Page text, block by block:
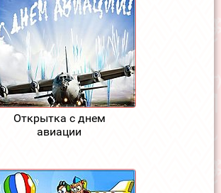
Открытка с днем
авиации